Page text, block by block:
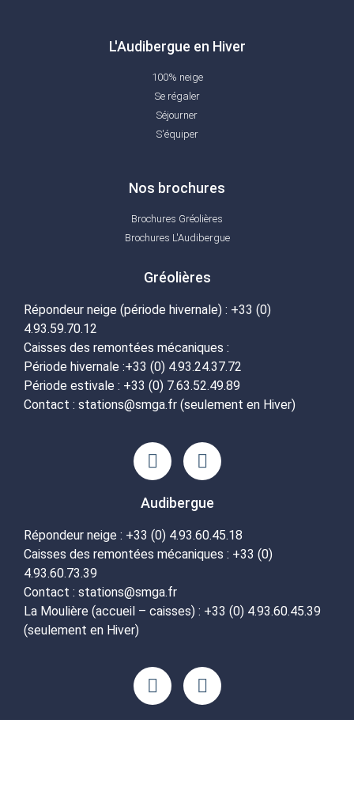
L'Audibergue en Hiver
100% neige
Se régaler
Séjourner
S'équiper
Nos brochures
Brochures Gréolières
Brochures L'Audibergue
Gréolières
Répondeur neige (période hivernale) : +33 (0)
4.93.59.70.12
Caisses des remontées mécaniques :
Période hivernale :+33 (0) 4.93.24.37.72
Période estivale : +33 (0) 7.63.52.49.89
Contact : stations@smga.fr (seulement en Hiver)
Audibergue
Répondeur neige : +33 (0) 4.93.60.45.18
Caisses des remontées mécaniques : +33 (0)
4.93.60.73.39
Contact : stations@smga.fr
La Moulière (accueil – caisses) : +33 (0) 4.93.60.45.39
(seulement en Hiver)